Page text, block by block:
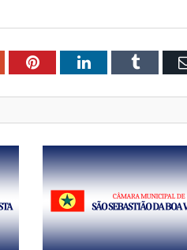
PinterestLinkedInTumblr